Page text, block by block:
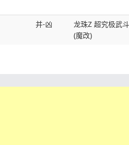
并-凶
龙珠Z 超究极武
(魔改)